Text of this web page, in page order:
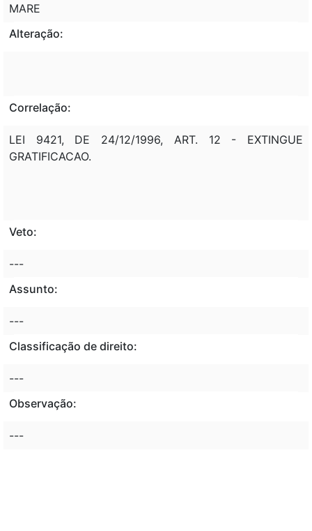
MARE
Alteração:
Correlação:
LEI 9421, DE 24/12/1996, ART. 12 - EXTINGUE
GRATIFICACAO.
Veto:
---
Assunto:
---
Classificação de direito:
---
Observação:
---